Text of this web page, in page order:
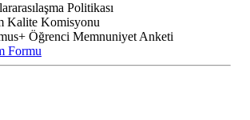
Politikası
Kalite Komisyonu
Öğrenci Memnuniyet Anketi
Formu